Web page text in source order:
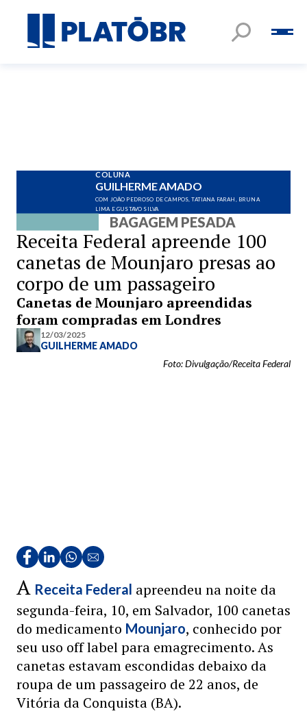
COLUNA
GUILHERME AMADO
COM JOÃO PEDROSO DE CAMPOS, TATIANA FARAH, BRUNA
LIMA E GUSTAVO SILVA
BAGAGEM PESADA
Receita Federal apreende 100
canetas de Mounjaro presas ao
corpo de um passageiro
Canetas de Mounjaro apreendidas
foram compradas em Londres
12/03/2025
GUILHERME AMADO
Foto: Divulgação/Receita Federal
A Receita Federal apreendeu na noite da
segunda-feira, 10, em Salvador, 100 canetas
do medicamento Mounjaro, conhecido por
seu uso off label para emagrecimento. As
canetas estavam escondidas debaixo da
roupa de um passageiro de 22 anos, de
Vitória da Conquista (BA).